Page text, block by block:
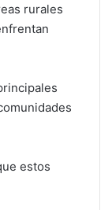
rurales
estos